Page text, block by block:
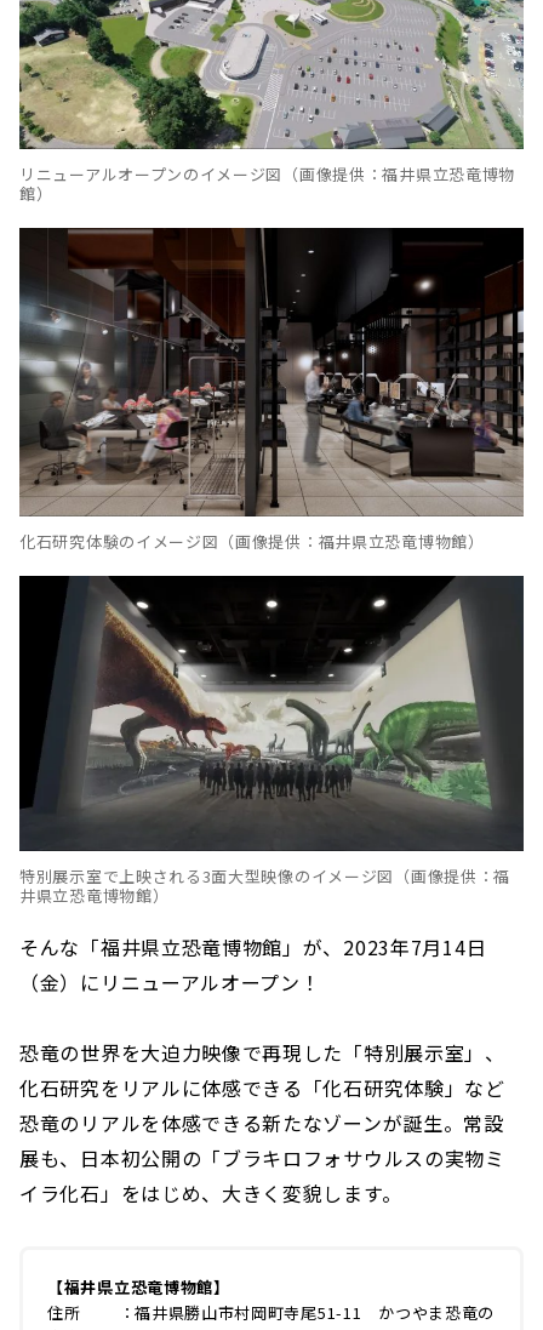
リニューアルオープンのイメージ図（画像提供：福井県立恐竜博物
館）
化石研究体験のイメージ図（画像提供：福井県立恐竜博物館）
特別展示室で上映される3面大型映像のイメージ図（画像提供：福
井県立恐竜博物館）
そんな「福井県立恐竜博物館」が、2023年7月14日
（金）にリニューアルオープン！
恐竜の世界を大迫力映像で再現した「特別展示室」、
化石研究をリアルに体感できる「化石研究体験」など
恐竜のリアルを体感できる新たなゾーンが誕生。常設
展も、日本初公開の「ブラキロフォサウルスの実物ミ
イラ化石」をはじめ、大きく変貌します。
【福井県立恐竜博物館】
住所 ：福井県勝山市村岡町寺尾51-11 かつやま恐竜の